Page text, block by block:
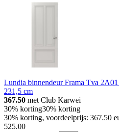
Lundia binnendeur Frama Tva
231,5 cm
367.50 met Club Karwei
30% korting30% korting
30% korting, voordeelprijs: 367.50
525.00